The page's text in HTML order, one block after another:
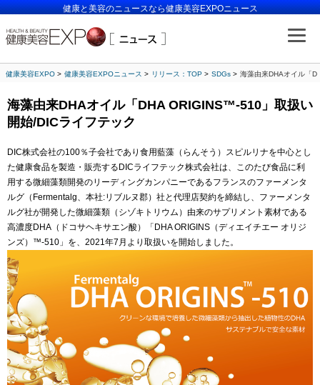
健康と美容のニュースなら健康美容EXPOニュース
健康美容EXPO 健康美容EXPOニュース リリース：TOP SDGs 海藻由来DHAオイル「
海藻由来DHAオイル「DHA ORIGINS™-510」取扱い
開始/DICライフテック
DIC株式会社の100％子会社であり食用藍藻（らんそう）スピルリナを中心とし
た健康食品を製造・販売するDICライフテック株式会社は、このたび食品に利
用する微細藻類開発のリーディングカンパニーであるフランスのファーメンタ
ルグ（Fermentalg、本社:リブルヌ郡）社と代理店契約を締結し、ファーメンタ
ルグ社が開発した微細藻類（シゾキトリウム）由来のサプリメント素材である
高濃度DHA（ドコサヘキサエン酸）「DHA ORIGINS（ディエイチエー オリジ
ンズ）™-510」を、2021年7月より取扱いを開始しました。